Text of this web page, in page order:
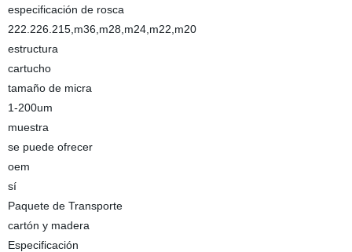
especificación de rosca
222.226.215,m36,m28,m24,m22,m20
estructura
cartucho
tamaño de micra
1-200um
muestra
se puede ofrecer
oem
sí
Paquete de Transporte
cartón y madera
Especificación